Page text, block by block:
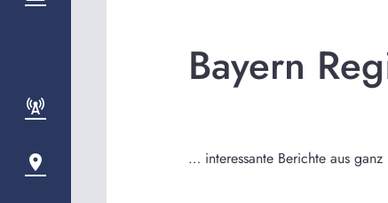
Bayern
… interessante Berichte aus ganz